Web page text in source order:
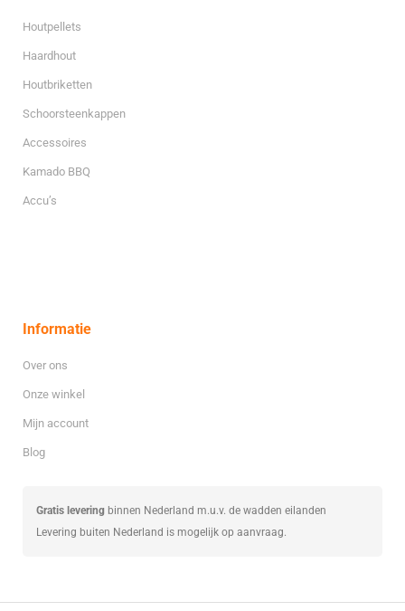
Houtpellets
Haardhout
Houtbriketten
Schoorsteenkappen
Accessoires
Kamado BBQ
Accu’s
Informatie
Over ons
Onze winkel
Mijn account
Blog
Gratis levering binnen Nederland m.u.v. de wadden eilanden
Levering buiten Nederland is mogelijk op aanvraag.